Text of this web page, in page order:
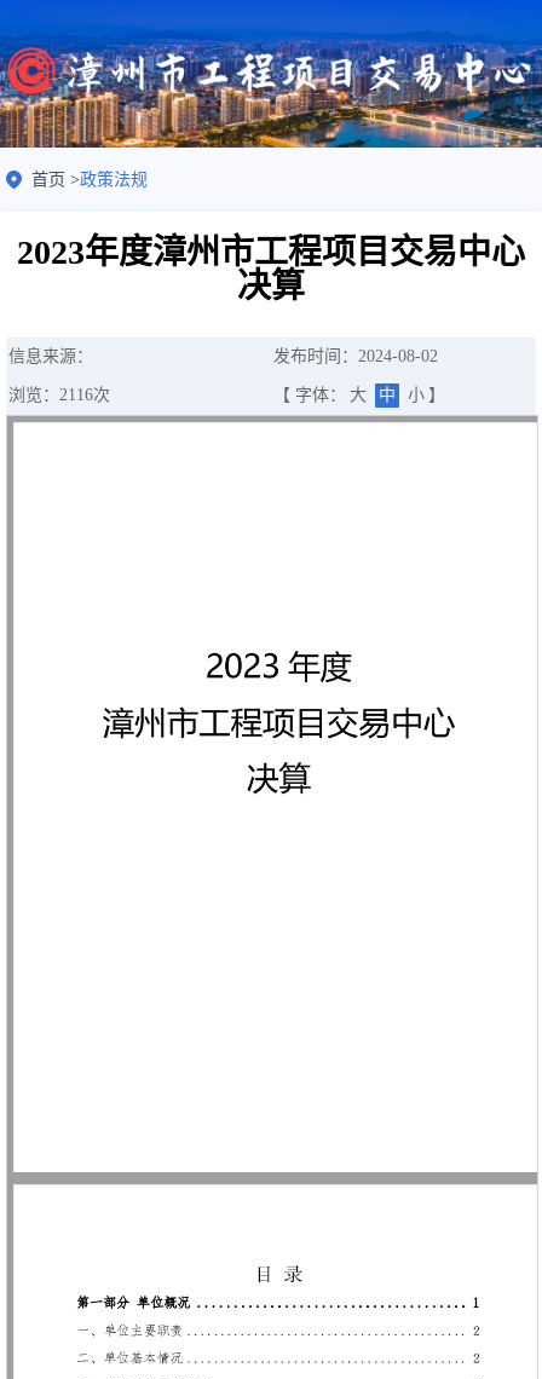
首页 >政策法规
2023年度漳州市工程项目交易中心
决算
信息来源： 发布时间：2024-08-02
浏览： 2116次 【 字体： 大 中 小 】